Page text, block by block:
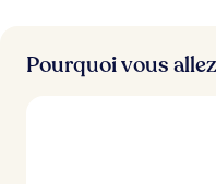
Pourquoi vous